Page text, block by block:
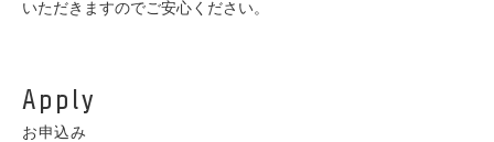
いただきますのでご安心ください。
Apply
お申込み